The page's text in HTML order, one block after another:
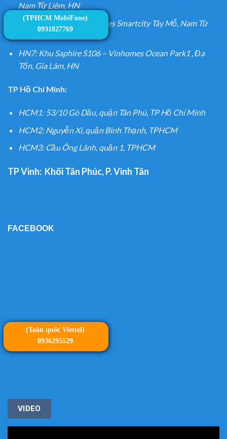
Nam Từ Liêm, HN
HN6: SA1 Sakura Vinhomes Smartcity Tây Mỗ, Nam Từ
HN7: Khu Saphire S106 – Vinhomes Ocean Park1 , Đa
Tốn, Gia Lâm, HN
TP Hồ Chí Minh:
HCM1: 53/10 Gò Dầu, quận Tân Phú, TP Hồ Chí Minh
HCM2: Nguyễn Xí, quận Bình Thạnh, TPHCM
HCM3: Cầu Ông Lãnh, quận 1, TPHCM
TP Vinh: Khối Tân Phúc, P. Vinh Tân
FACEBOOK
VIDEO
(Toàn quốc Viettel)
0936295529
(TPHCM MobiFone)
0931827769